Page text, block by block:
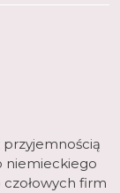
niemieckiego
firm